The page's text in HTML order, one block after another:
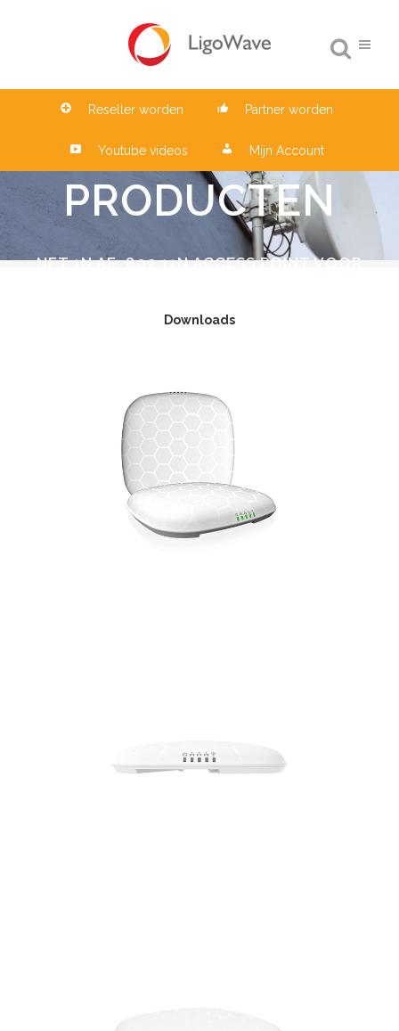
Reseller worden Partner worden
Youtube videos Mijn Account
PRODUCTEN
NFT 1N AF: 802.11N ACCESS POINT VOOR
Downloads